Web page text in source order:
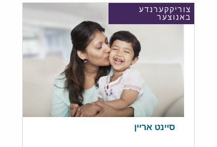
צוריקקערנדע
באנוצער
סיינט אריין